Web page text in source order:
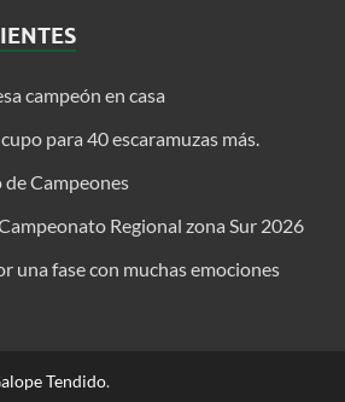
campeón en casa
para 40 escaramuzas más.
Campeones
Regional zona Sur 2026
una fase con muchas emociones
Tendido.